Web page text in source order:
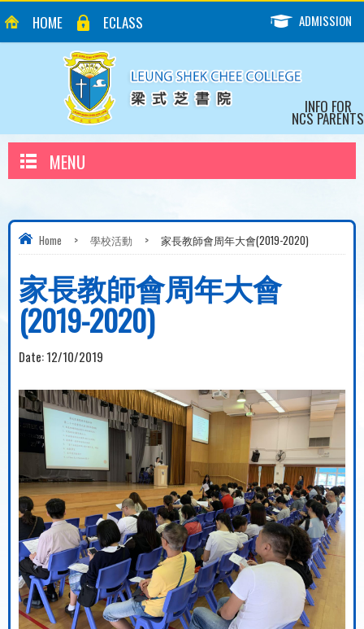
HOME ECLASS ADMISSION
INFO FOR
NCS PARENTS
MENU
Home > 學校活動 > 家長教師會周年大會(2019-2020)
家長教師會周年大會
(2019-2020)
Date:12/10/2019